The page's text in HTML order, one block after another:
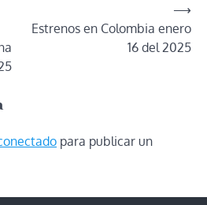
Estrenos en Colombia enero
16 del 2025
⟶
para publicar un